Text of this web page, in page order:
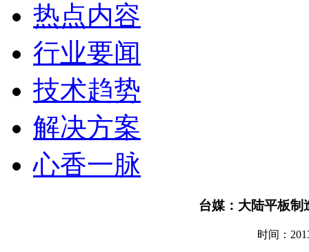
热点内容
行业要闻
技术趋势
解决方案
心香一脉
台媒：大陆平板制
时间：